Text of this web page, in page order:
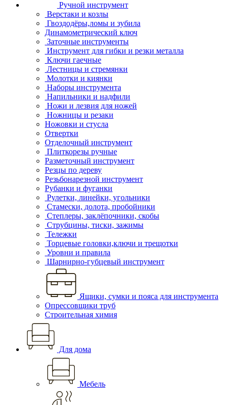
Ручной инструмент
Верстаки и козлы
Гвоздодёры,ломы и зубила
Динамометрический ключ
Заточные инструменты
Инструмент для гибки и резки металла
Ключи гаечные
Лестницы и стремянки
Молотки и киянки
Наборы инструмента
Напильники и надфили
Ножи и лезвия для ножей
Ножницы и резаки
Ножовки и стусла
Отвертки
Отделочный инструмент
Плиткорезы ручные
Разметочный инструмент
Резцы по дереву
Резьбонарезной инструмент
Рубанки и фуганки
Рулетки, линейки, угольники
Стамески, долота, пробойники
Степлеры, заклёпочники, скобы
Струбцины, тиски, зажимы
Тележки
Торцевые головки,ключи и трещотки
Уровни и правила
Шарнирно-губцевый инструмент
Ящики, сумки и пояса для инструмента
Опрессовщики труб
Строительная химия
Для дома
Мебель